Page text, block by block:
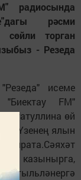
радиосында
рәсми
сөйли торган
- Резеда
исеме
FM"
өй
Үзенең ялын
ярата.Сәяхәт
казынырга,